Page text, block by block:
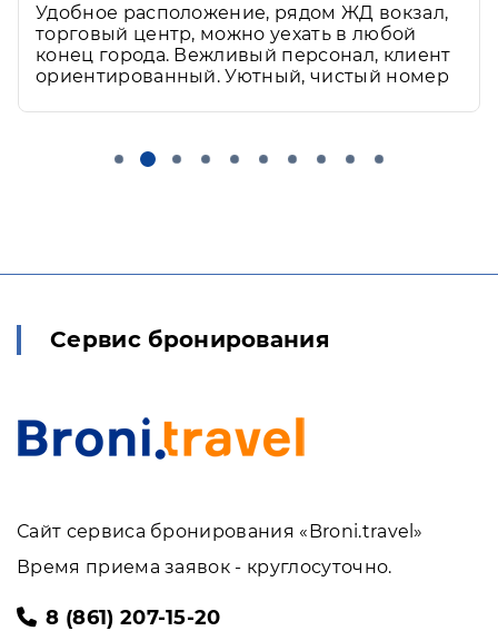
Удобное расположение, рядом ЖД вокзал,
торговый центр, можно уехать в любой
конец города. Вежливый персонал, клиент
ориентированный. Уютный, чистый номер
Сервис бронирования
Сайт сервиса бронирования «Broni.travel»
Время приема заявок - круглосуточно.
8 (861) 207-15-20